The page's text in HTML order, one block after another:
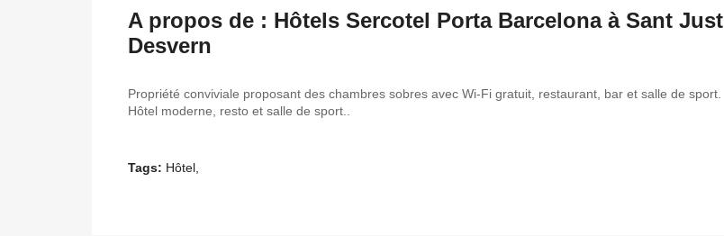
A propos de : Hôtels Sercotel Porta Barcelona à Sant Just
Desvern
Propriété conviviale proposant des chambres sobres avec Wi-Fi gratuit, restaurant, bar et salle de sport.
Hôtel moderne, resto et salle de sport..
Tags: Hôtel,